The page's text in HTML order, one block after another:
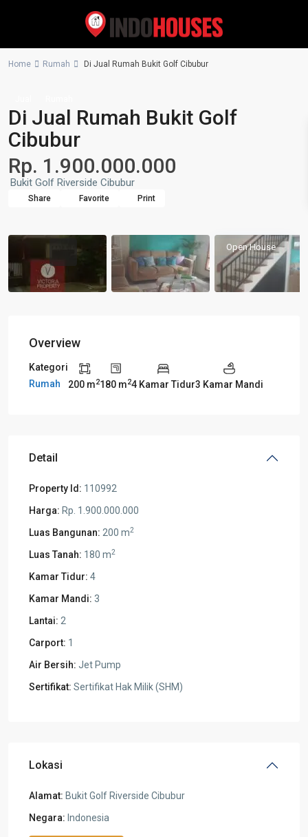
Home Rumah Di Jual Rumah Bukit Golf Cibubur
Di Jual Rumah Bukit Golf
Cibubur
Rp. 1.900.000.000
Bukit Golf Riverside Cibubur
Share Favorite Print
Open House
Overview
Kategori
Rumah
200 m2180 m24 Kamar Tidur3 Kamar Mandi
Detail
Property Id: 110992
Harga: Rp. 1.900.000.000
Luas Bangunan: 200 m2
Luas Tanah: 180 m2
Kamar Tidur: 4
Kamar Mandi: 3
Lantai: 2
Carport: 1
Air Bersih: Jet Pump
Sertifikat: Sertifikat Hak Milik (SHM)
Lokasi
Alamat: Bukit Golf Riverside Cibubur
Negara: Indonesia